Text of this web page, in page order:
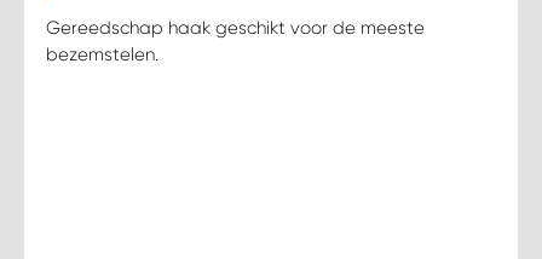
Gereedschap haak geschikt voor de meeste
bezemstelen.